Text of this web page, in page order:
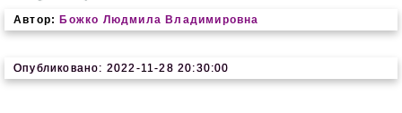
Автор: Божко Людмила Владимировна
Опубликовано: 2022-11-28 20:30:00